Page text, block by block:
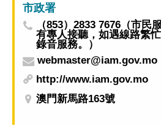
市政署
（853）2833 7676（市民
有專人接聽，如遇線路繁
錄音服務。）
webmaster@iam.gov.mo
http://www.iam.gov.mo
澳門新馬路163號